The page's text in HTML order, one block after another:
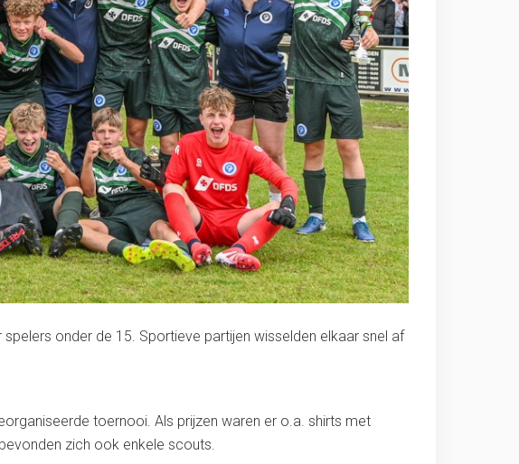
onder de 15. Sportieve partijen wisselden elkaar snel af
toernooi. Als prijzen waren er o.a. shirts met
zich ook enkele scouts.